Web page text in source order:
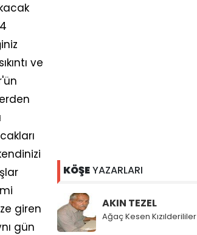
ve
giren
gün
KÖŞEYAZARLARI
AKIN TEZEL
Ağaç Kesen Kızılderililer